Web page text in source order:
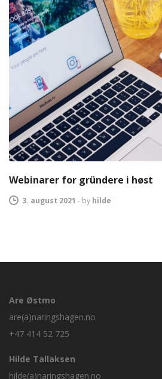
Webinarer for gründere i høst
3. august 2021 - by hilde
Are Østmo
are(a)naringshagen.no
+47 414 52 725
Hilde Tallaksen
hilde(a)naringshagen.no